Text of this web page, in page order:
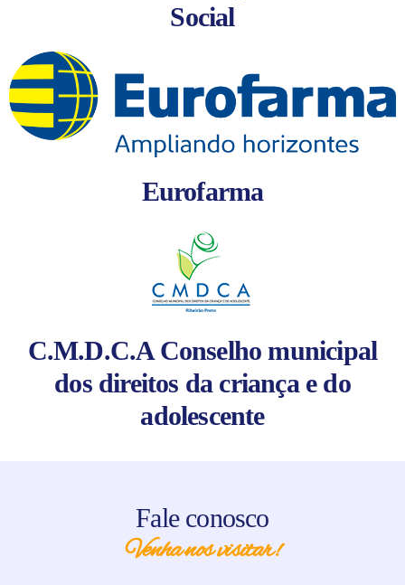
Social
Eurofarma
C.M.D.C.A Conselho municipal
dos direitos da criança e do
adolescente
Fale conosco
Venha nos visitar!